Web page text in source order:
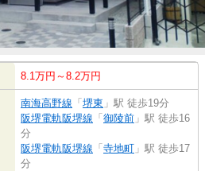
8.1万円～8.2万円
南海高野線 「 堺東 」駅 徒歩19分
阪堺電軌阪堺線 「 御陵前 」駅 徒歩16
分
阪堺電軌阪堺線 「 寺地町 」駅 徒歩17
分